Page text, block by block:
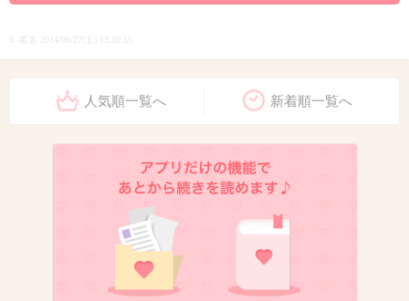
2014/09/27(土) 13:30:55
+139
2014/09/27(土) 13:31:01
こーゆーのって知らせる必要あるの？
人気順一覧へ 新着順一覧へ